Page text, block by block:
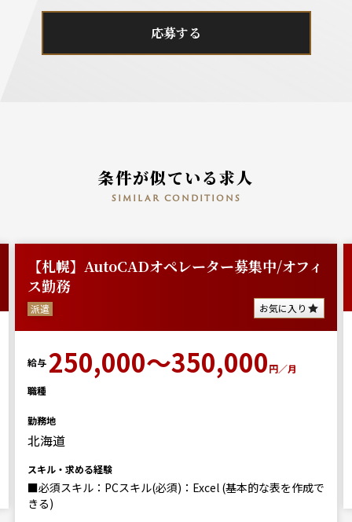
応募する
条件が似ている求人
similar conditions
【札幌】AutoCADオペレーター募集中/オフィ
ス勤務
派遣 お気に入り
給与 250,000～350,000円／月
職種
勤務地
北海道
スキル・求める経験
■必須スキル：PCスキル(必須)：Excel (基本的な表を作成で
きる)